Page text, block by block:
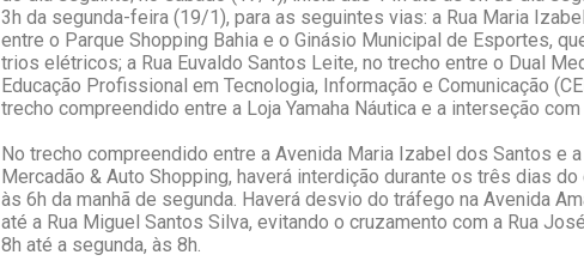
3h da segunda-feira (19/1), para as seguintes vias: a Rua Maria
entre o Parque Shopping Bahia e o Ginásio Municipal de Esportes,
trios elétricos; a Rua Euvaldo Santos Leite, no trecho entre o Dual
Educação Profissional em Tecnologia, Informação e Comunicação
trecho compreendido entre a Loja Yamaha Náutica e a interseção
No trecho compreendido entre a Avenida Maria Izabel dos Santos e
Mercadão & Auto Shopping, haverá interdição durante os três dias
às 6h da manhã de segunda. Haverá desvio do tráfego na Avenida
até a Rua Miguel Santos Silva, evitando o cruzamento com a Rua
8h até a segunda, às 8h.